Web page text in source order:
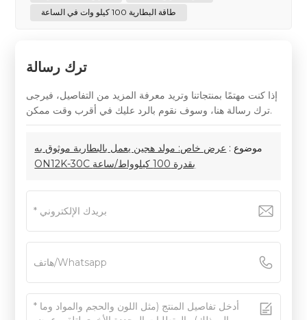
طاقة البطارية 100 كيلو وات في الساعة
ترك رسالة
إذا كنت مهتمًا بمنتجاتنا وتريد معرفة المزيد من التفاصيل، فيرجى
ترك رسالة هنا، وسوف نقوم بالرد عليك في أقرب وقت ممكن.
موضوع : عرض خاص: مولد هجين يعمل بالبطارية موثوق به
ON12K-30C بقدرة 100 كيلوواط/ساعة